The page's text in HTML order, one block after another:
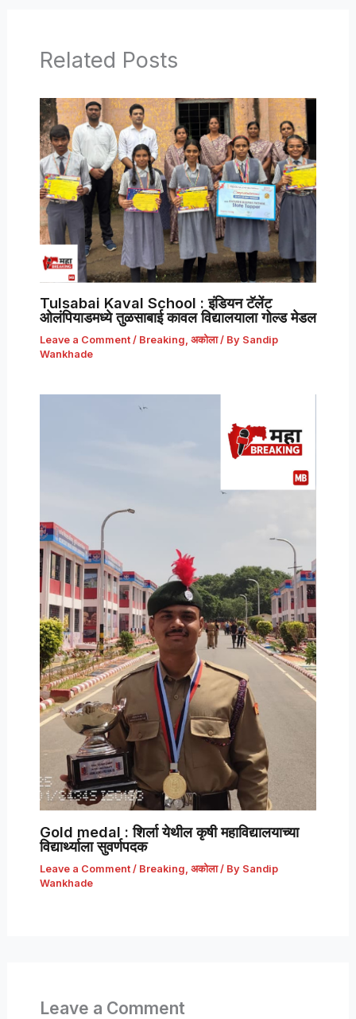
Related Posts
Tulsabai Kaval School : इंडियन टॅलेंट
ओलंपियाडमध्ये तुळसाबाई कावल विद्यालयाला गोल्ड मेडल
Leave a Comment / Breaking अकोला/ By Sandip
Wankhade
Gold medal : शिर्ला येथील कृषी महाविद्यालयाच्या
विद्यार्थ्याला सुवर्णपदक
Leave a Comment / Breaking अकोला/ By Sandip
Wankhade
Leave a Comment